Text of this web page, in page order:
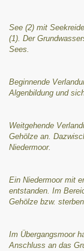
See (2) mit
(1). Der
Sees.
Beginnende
Algenbildung und
Weitgehende
Gehölze an.
Niedermoor.
Ein Niedermoor mit
entstanden. Im
Gehölze bzw.
Im Übergangsmoor
Anschluss an das